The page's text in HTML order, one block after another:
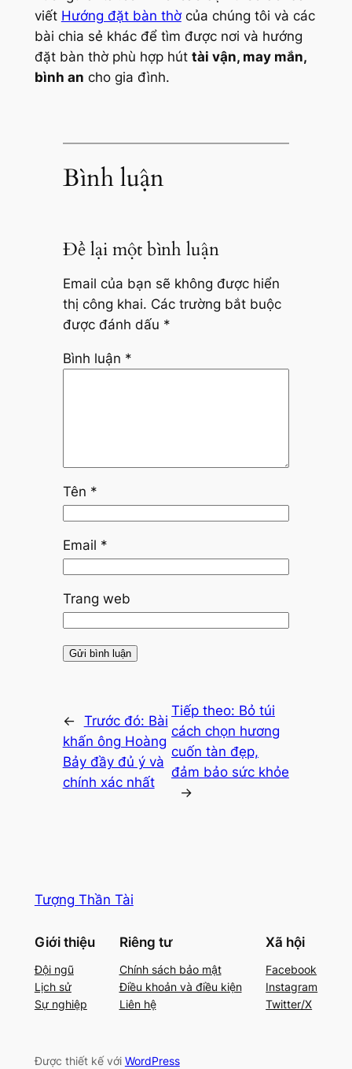
viết Hướng đặt bàn thờcủa chúng tôi và các
bài chia sẻ khác để tìm được nơi và hướng
đặt bàn thờ phù hợp hút tài vận, may mắn,
bình an cho gia đình.
Bình luận
Để lại một bình luận
Email của bạn sẽ không được hiển
thị công khai. Các trường bắt buộc
được đánh dấu *
Bình luận *
Tên *
Email *
Trang web
← Trước đó: Bài
khấn ông Hoàng
Bảy đầy đủ ý và
chính xác nhất
Tiếp theo: Bỏ túi
cách chọn hương
cuốn tàn đẹp,
đảm bảo sức khỏe
→
Tượng Thần Tài
Giới thiệu
Đội ngũ
Lịch sử
Sự nghiệp
Riêng tư
Chính sách bảo mật
Điều khoản và điều kiện
Liên hệ
Xã hội
Facebook
Instagram
Twitter/X
Được thiết kế với WordPress